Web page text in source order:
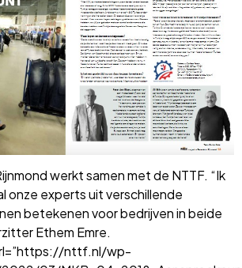
werkt samen met de NTTF. “Ik
onze experts uit verschillende
betekenen voor bedrijven in beide
Ethem Emre.
nttf.nl/wp-